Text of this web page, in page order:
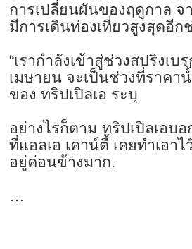
การเปลี่ยนผันของฤดูกาล
มีการเดินท่องเที่ยวสูงสุดอี
“เรากำลังเข้าสู่ช่วงสปริงเ
เมษายน จะเป็นช่วงที่ราค
ของ ทริปเปิลเอ ระบุ
อย่างไรก็ตาม ทริปเปิลเอ
ที่แอลเอ เคาน์ตี้ เคยทำเอา
อยู่ค่อนข้างมาก.
…